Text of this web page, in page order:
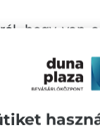
hogy van
A szűkös